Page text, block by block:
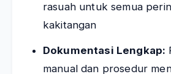
rasuah untuk semua
kakitangan
Dokumentasi Lengkap:
manual dan prosedur